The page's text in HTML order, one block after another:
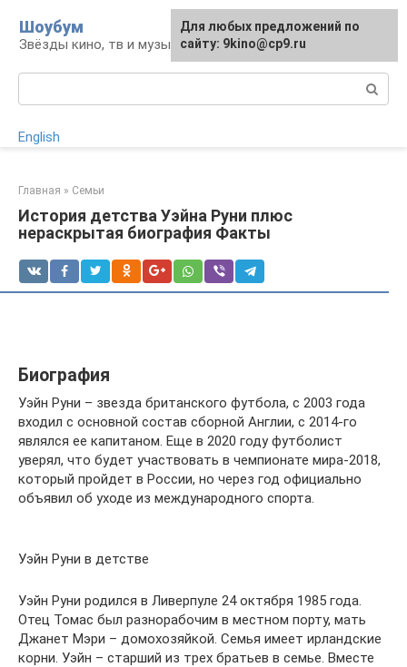
контенту
Шоубум
Звёзды кино, тв и музыки
English
Главная » Семьи
История детства Уэйна Руни плюс
нераскрытая биография Факты
Биография
Уэйн Руни – звезда британского футбола, с 2003 года
входил с основной состав сборной Англии, с 2014-го
являлся ее капитаном. Еще в 2020 году футболист
уверял, что будет участвовать в чемпионате мира-2018,
который пройдет в России, но через год официально
объявил об уходе из международного спорта.
Уэйн Руни в детстве
Уэйн Руни родился в Ливерпуле 24 октября 1985 года.
Отец Томас был разнорабочим в местном порту, мать
Джанет Мэри – домохозяйкой. Семья имеет ирландские
корни. Уэйн – старший из трех братьев в семье. Вместе
Для любых предложений по
сайту: 9kino@cp9.ru